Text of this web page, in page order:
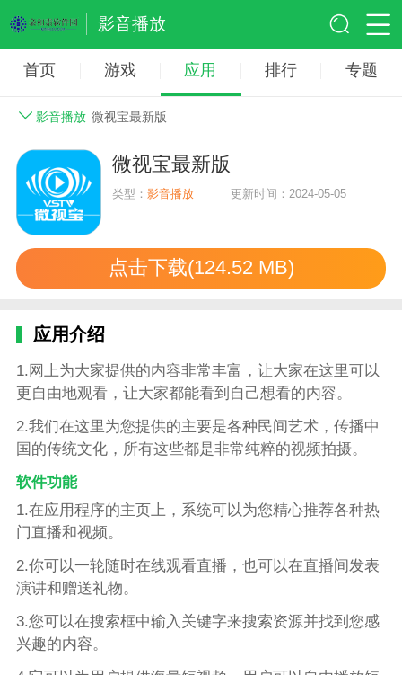
影音播放
首页 游戏 应用 排行 专题
影音播放 微视宝最新版
微视宝最新版
类型：影音播放 更新时间：2024-05-05
点击下载(124.52 MB)
应用介绍
1.网上为大家提供的内容非常丰富，让大家在这里可以
更自由地观看，让大家都能看到自己想看的内容。
2.我们在这里为您提供的主要是各种民间艺术，传播中
国的传统文化，所有这些都是非常纯粹的视频拍摄。
软件功能
1.在应用程序的主页上，系统可以为您精心推荐各种热
门直播和视频。
2.你可以一轮随时在线观看直播，也可以在直播间发表
演讲和赠送礼物。
3.您可以在搜索框中输入关键字来搜索资源并找到您感
兴趣的内容。